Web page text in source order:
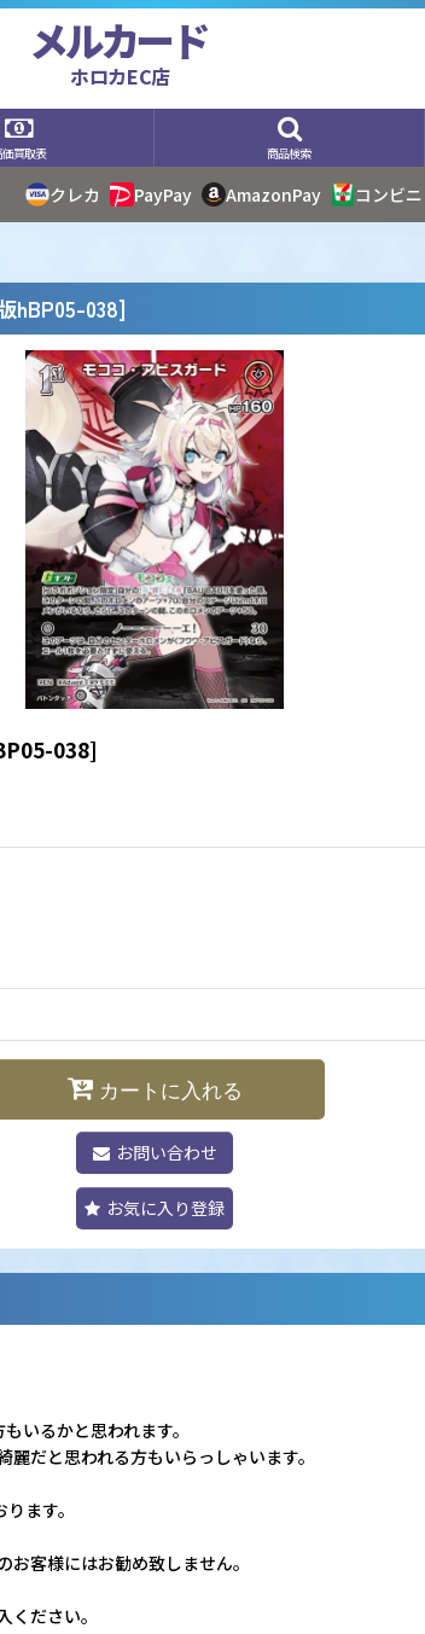
メルカード
ホロカEC店
買取表 商品検索
クレカ PayPay AmazonPay コンビニ
hBP05-038]
038]
カートに入れる
お問い合わせ
お気に入り登録
いるかと思われます。
だと思われる方もいらっしゃいます。
ます。
客様にはお勧め致しません。
ださい。